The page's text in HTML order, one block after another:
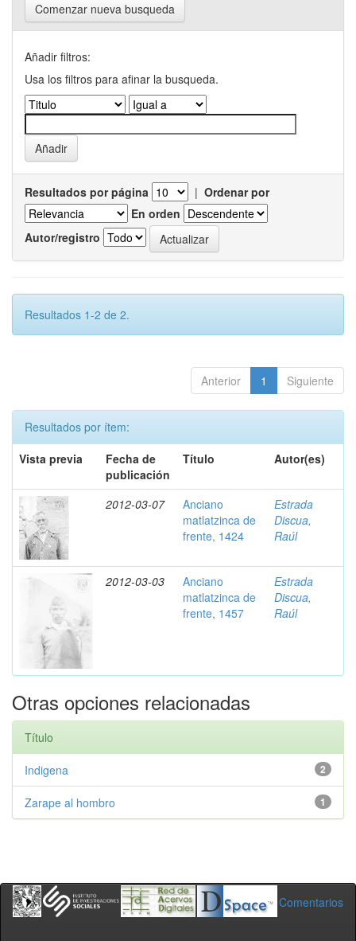
Comenzar nueva busqueda
Añadir filtros:
Usa los filtros para afinar la busqueda.
Resultados por página | Ordenar por
En orden
Autor/registro
Resultados 1-2 de 2.
Anterior 1 Siguiente
Resultados por ítem:
Vista previa
Fecha de
publicación
Título Autor(es)
2012-03-07
Anciano
matlatzinca de
frente, 1424
Estrada
Discua,
Raúl
2012-03-03
Anciano
matlatzinca de
frente, 1457
Estrada
Discua,
Raúl
Otras opciones relacionadas
Título
2
Indigena
1
Zarape al hombro
Comentarios